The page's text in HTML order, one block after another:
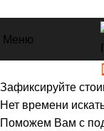
Меню
Зафиксируйте
Нет времени
Поможем Вам с
Главная Ремонт
Ремонт форсунки